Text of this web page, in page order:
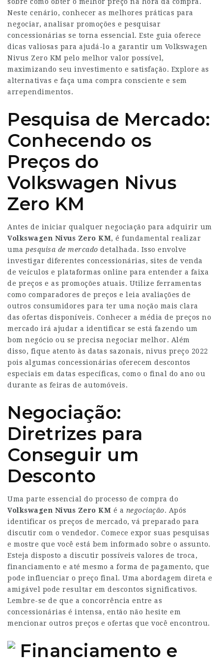
Neste cenário, conhecer as melhores práticas para
negociar, analisar promoções e pesquisar
concessionárias se torna essencial. Este guia oferece
dicas valiosas para ajudá-lo a garantir um Volkswagen
Nivus Zero KM pelo melhor valor possível,
maximizando seu investimento e satisfação. Explore as
alternativas e faça uma compra consciente e sem
arrependimentos.
Pesquisa de Mercado:
Conhecendo os
Preços do
Volkswagen Nivus
Zero KM
Antes de iniciar qualquer negociação para adquirir um
Volkswagen Nivus Zero KM, é fundamental realizar
uma pesquisa de mercado detalhada. Isso envolve
investigar diferentes concessionárias, sites de venda
de veículos e plataformas online para entender a faixa
de preços e as promoções atuais. Utilize ferramentas
como comparadores de preços e leia avaliações de
outros consumidores para ter uma noção mais clara
das ofertas disponíveis. Conhecer a média de preços no
mercado irá ajudar a identificar se está fazendo um
bom negócio ou se precisa negociar melhor. Além
disso, fique atento às datas sazonais, nivus preço 2022
pois algumas concessionárias oferecem descontos
especiais em datas específicas, como o final do ano ou
durante as feiras de automóveis.
Negociação:
Diretrizes para
Conseguir um
Desconto
Uma parte essencial do processo de compra do
Volkswagen Nivus Zero KM é a negociação. Após
identificar os preços de mercado, vá preparado para
discutir com o vendedor. Comece expor suas pesquisas
e mostre que você está bem informado sobre o assunto.
Esteja disposto a discutir possíveis valores de troca,
financiamento e até mesmo a forma de pagamento, que
pode influenciar o preço final. Uma abordagem direta e
amigável pode resultar em descontos significativos.
Lembre-se de que a concorrência entre as
concessionárias é intensa, então não hesite em
mencionar outros preços e ofertas que você encontrou.
Financiamento e